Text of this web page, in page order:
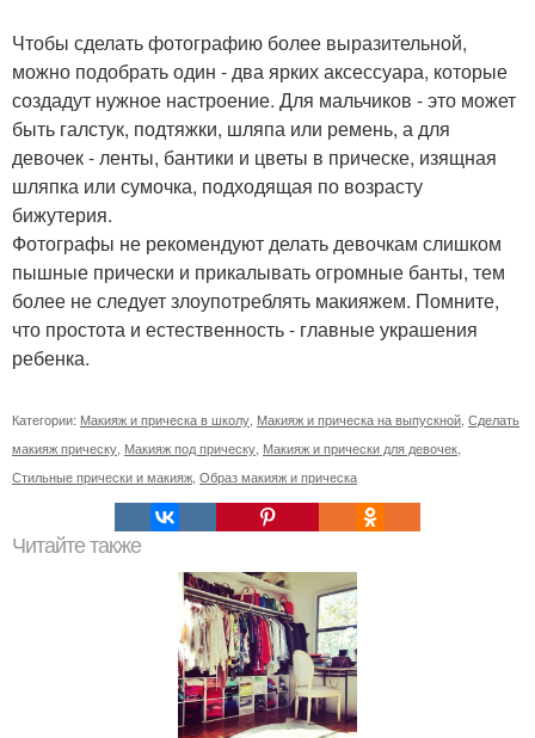
Чтобы сделать фотографию более выразительной,
можно подобрать один - два ярких аксессуара, которые
создадут нужное настроение. Для мальчиков - это может
быть галстук, подтяжки, шляпа или ремень, а для
девочек - ленты, бантики и цветы в прическе, изящная
шляпка или сумочка, подходящая по возрасту
бижутерия.
Фотографы не рекомендуют делать девочкам слишком
пышные прически и прикалывать огромные банты, тем
более не следует злоупотреблять макияжем. Помните,
что простота и естественность - главные украшения
ребенка.
Категории: Макияж и прическа в школу Макияж и прическа на выпускной Сделать
макияж прическу Макияж под прическу Макияж и прически для девочек
Стильные прически и макияж Образ макияж и прическа
Читайте также